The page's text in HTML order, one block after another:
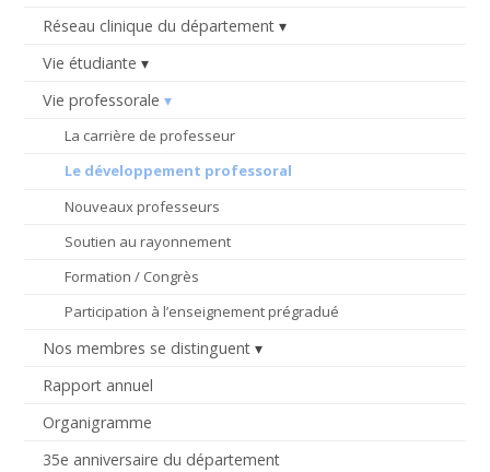
Réseau clinique du département
Vie étudiante
Vie professorale
La carrière de professeur
Le développement professoral
Nouveaux professeurs
Soutien au rayonnement
Formation / Congrès
Participation à l’enseignement prégradué
Nos membres se distinguent
Rapport annuel
Organigramme
35e anniversaire du département